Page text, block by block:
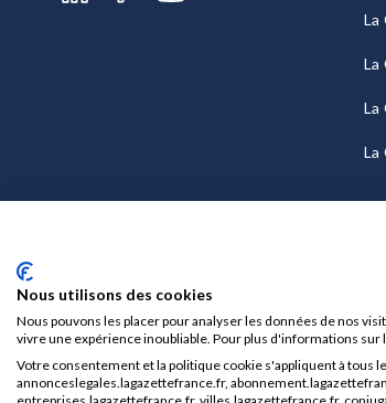
La
La
La
La
Mentions
Nous utilisons des cookies
Nous pouvons les placer pour analyser les données de nos
vivre une expérience inoubliable. Pour plus d'informations
Votre consentement et la politique cookie s'appliquent à tous
annonceslegales.lagazettefrance.fr,